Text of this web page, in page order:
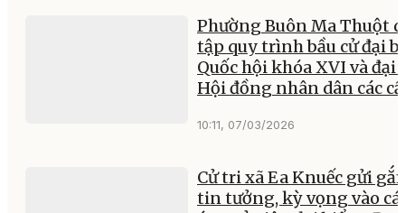
Phường Buôn Ma Thuột
tập quy trình bầu cử đại
Quốc hội khóa XVI và đại
Hội đồng nhân dân các
10:11, 07/03/2026
Cử tri xã Ea Knuếc gửi
tin tưởng, kỳ vọng vào